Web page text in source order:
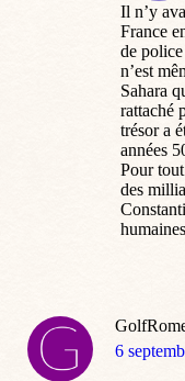
Il n’y
France
de
n’est
Sahara
rattaché
trésor a
années
Pour
des
dit
6